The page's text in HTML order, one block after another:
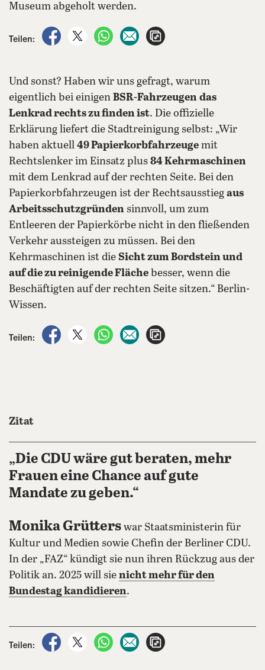
Museum abgeholt werden.
Teilen:
auf Facebook teilen
auf X teilenper WhatsApp teilen
per E-Mail teilen
Und sonst? Haben wir uns gefragt, warum
eigentlich bei einigen BSR-Fahrzeugen das
Lenkrad rechts zu finden ist. Die offizielle
Erklärung liefert die Stadtreinigung selbst: „Wir
haben aktuell 49 Papierkorbfahrzeuge mit
Rechtslenker im Einsatz plus 84 Kehrmaschinen
mit dem Lenkrad auf der rechten Seite. Bei den
Papierkorbfahrzeugen ist der Rechtsausstieg aus
Arbeitsschutzgründen sinnvoll, um zum
Entleeren der Papierkörbe nicht in den fließenden
Verkehr aussteigen zu müssen. Bei den
Kehrmaschinen ist die Sicht zum Bordstein und
auf die zu reinigende Fläche besser, wenn die
Beschäftigten auf der rechten Seite sitzen.“ Berlin-
Wissen.
Teilen:
auf Facebook teilen
auf X teilenper WhatsApp teilen
per E-Mail teilen
Zitat
„Die CDU wäre gut beraten, mehr
Frauen eine Chance auf gute
Mandate zu geben.“
Monika Grütters war Staatsministerin für
Kultur und Medien sowie Chefin der Berliner CDU.
In der „FAZ“ kündigt sie nun ihren Rückzug aus der
Politik an. 2025 will sie nicht mehr für den
Bundestag kandidieren.
Teilen:
auf Facebook teilen
auf X teilenper WhatsApp teilen
per E-Mail teilen